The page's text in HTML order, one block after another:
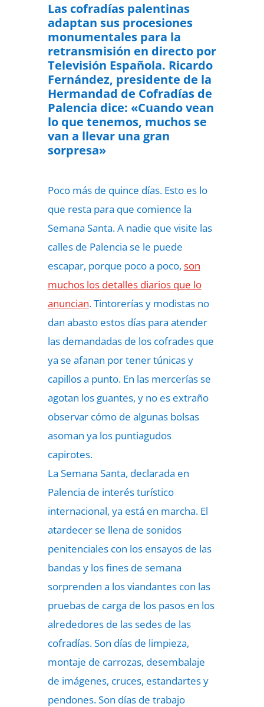
Las cofradías palentinas
adaptan sus procesiones
monumentales para la
retransmisión en directo por
Televisión Española. Ricardo
Fernández, presidente de la
Hermandad de Cofradías de
Palencia dice: «Cuando vean
lo que tenemos, muchos se
van a llevar una gran
sorpresa»
Poco más de quince días. Esto es lo
que resta para que comience la
Semana Santa. A nadie que visite las
calles de Palencia se le puede
escapar, porque poco a poco, son
muchos los detalles diarios que lo
anuncian. Tintorerías y modistas no
dan abasto estos días para atender
las demandadas de los cofrades que
ya se afanan por tener túnicas y
capillos a punto. En las mercerías se
agotan los guantes, y no es extraño
observar cómo de algunas bolsas
asoman ya los puntiagudos
capirotes.
La Semana Santa, declarada en
Palencia de interés turístico
internacional, ya está en marcha. El
atardecer se llena de sonidos
penitenciales con los ensayos de las
bandas y los fines de semana
sorprenden a los viandantes con las
pruebas de carga de los pasos en los
alrededores de las sedes de las
cofradías. Son días de limpieza,
montaje de carrozas, desembalaje
de imágenes, cruces, estandartes y
pendones. Son días de trabajo